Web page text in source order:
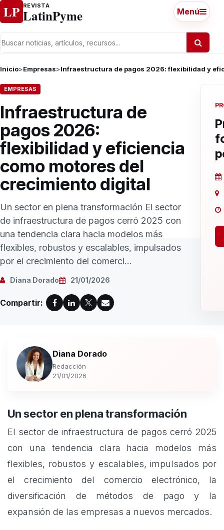
Ir al contenido
LP REVISTA
LatinPyme Menú
Inicio>Empresas>Infraestructura de pagos 2026: flexibilidad y
EMPRESAS
Infraestructura de
pagos 2026:
flexibilidad y eficiencia
como motores del
crecimiento digital
Un sector en plena transformación El sector
de infraestructura de pagos cerró 2025 con
una tendencia clara hacia modelos más
flexibles, robustos y escalables, impulsados
por el crecimiento del comerci...
Diana Dorado 21/01/2026
Compartir:
Diana Dorado
Redacción
21/01/2026
Un sector en plena transformación
El sector de infraestructura de pagos cerró 2025
con una tendencia clara hacia modelos más
flexibles, robustos y escalables, impulsados por
el crecimiento del comercio electrónico, la
diversificación de métodos de pago y la
expansión de las empresas a nuevos mercados.